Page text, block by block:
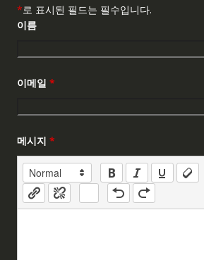
*로 표시된 필드는 필수입니다.
이름
이메일 *
메시지 *